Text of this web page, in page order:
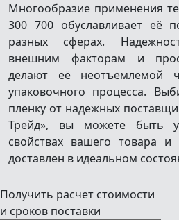
Многообразие применения
300 700 обуславливает её
разных сферах.
внешним факторам и
делают её неотъемлемой
упаковочного процесса.
пленку от надежных
Трейд», вы можете быть
свойствах вашего товара
доставлен в идеальном
Получить расчет стоимости
и сроков поставки